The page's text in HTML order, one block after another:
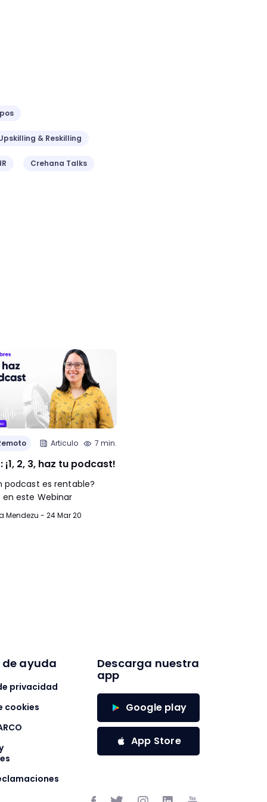
& Reskilling
Crehana Talks
Articulo 7 min.
¡1, 2, 3, haz tu podcast!
podcast es rentable?
este Webinar
Mendezu - 24 Mar 20
de ayuda
privacidad
cookies
Descarga nuestra
app
Google play
App Store